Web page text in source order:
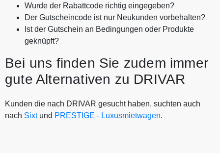
Wurde der Rabattcode richtig eingegeben?
Der Gutscheincode ist nur Neukunden vorbehalten?
Ist der Gutschein an Bedingungen oder Produkte
geknüpft?
Bei uns finden Sie zudem immer
gute Alternativen zu DRIVAR
Kunden die nach DRIVAR gesucht haben, suchten auch
nach Sixtund PRESTIGE - Luxusmietwagen.